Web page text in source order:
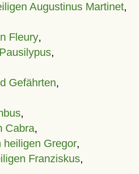
Augustinus Martinet,
Fleury,
,
Gefährten,
,
Cabra,
heiligen Gregor,
Franziskus,